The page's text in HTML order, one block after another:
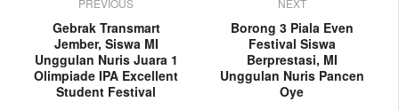
PREVIOUS
Gebrak Transmart
Jember, Siswa MI
Unggulan Nuris Juara 1
Olimpiade IPA Excellent
Student Festival
NEXT
Borong 3 Piala Even
Festival Siswa
Berprestasi, MI
Unggulan Nuris Pancen
Oye